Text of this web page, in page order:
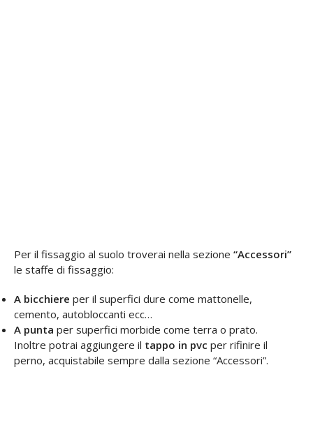
Per il fissaggio al suolo troverai nella sezione “Accessori”
le staffe di fissaggio:
A bicchiere per il superfici dure come mattonelle,
cemento, autobloccanti ecc…
A punta per superfici morbide come terra o prato.
Inoltre potrai aggiungere il tappo in pvc per rifinire il
perno, acquistabile sempre dalla sezione “Accessori”.